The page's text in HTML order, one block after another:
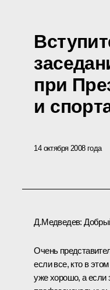
при
и
14 октября 2008 года
Д.Медведев:
Очень
если все, кто в
уже хорошо, а если